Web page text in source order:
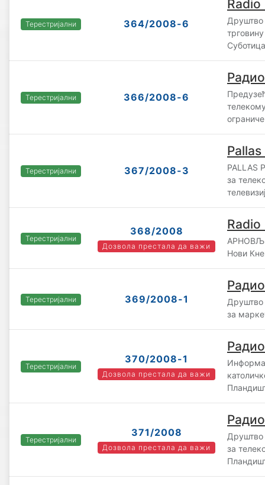
Терестријални 364/2008-6
Друштво
Суботица
Терестријални 366/2008-6
Терестријални 367/2008-3
PALLAS
за
Терестријални
368/2008
Дозвола престала да важи
Radio
Нови
Терестријални 369/2008-1
Друштво
за
Терестријални
370/2008-1
Дозвола престала да важи
Терестријални
371/2008
Дозвола престала да важи
Друштво
за